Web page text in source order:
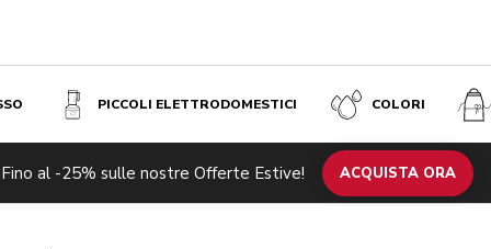
PICCOLI ELETTRODOMESTICI COLORI
Fino al -25% sulle nostre Offerte Estive! ACQUISTA ORA